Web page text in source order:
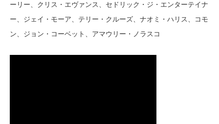
ーリー、クリス・エヴァンス、セドリック・ジ・エンターテイナ
ー、ジェイ・モーア、テリー・クルーズ、ナオミ・ハリス、コモ
ン、ジョン・コーベット、アマウリー・ノラスコ